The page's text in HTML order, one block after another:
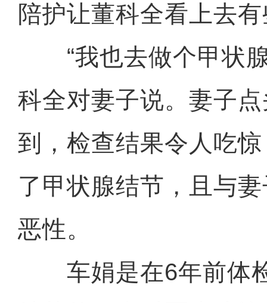
陪护让董科全看上去
“我也去做个甲状腺
科全对妻子说。妻子
到，检查结果令人吃
了甲状腺结节，且与
恶性。
车娟是在6年前体